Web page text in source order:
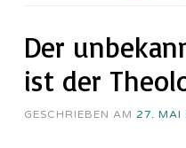
Der
ist der
GESCHRIEBEN AM 27. MAI